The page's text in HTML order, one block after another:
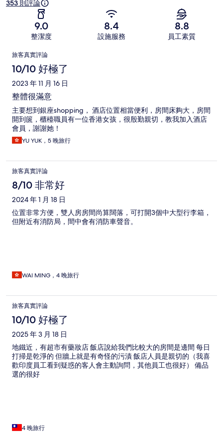
353 則評論
9.0
整潔度
8.4
設施服務
8.8
員工素質
評
論
旅客真實評論
10/10 好極了
2023 年 11 月 16 日
整體很滿意
主要想到銀座shopping， 酒店位置相當便利，房間床夠大，房間
開到篋，櫃檯職員有一位香港女孩，很殷勤親切，教我加入酒店
會員，謝謝她！
YU YUK，5 晚旅行
旅客真實評論
8/10 非常好
2024 年 1 月 18 日
位置非常方便，雙人房房間尚算闊落，可打開3個中大型行李箱，
但附近有消防局，間中會有消防車聲音。
WAI MING，4 晚旅行
旅客真實評論
10/10 好極了
2025 年 3 月 18 日
地鐵近，有超市有藥妝店 飯店說給我們比較大的房間是邊間 每日
打掃是乾淨的 但牆上就是有奇怪的污漬 飯店人員是親切的（我喜
歡印度員工看到疑惑的客人會主動詢問，其他員工也很好） 備品
選的很好
4 晚旅行